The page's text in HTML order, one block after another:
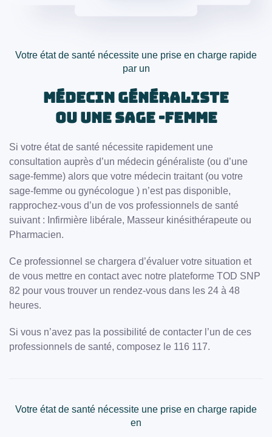
Votre état de santé nécessite une prise en charge rapide
par un
Médecin Généraliste
ou une Sage -femme
Si votre état de santé nécessite rapidement une
consultation auprès d’un médecin généraliste (ou d’une
sage-femme) alors que votre médecin traitant (ou votre
sage-femme ou gynécologue ) n’est pas disponible,
rapprochez-vous d’un de vos professionnels de santé
suivant : Infirmière libérale, Masseur kinésithérapeute ou
Pharmacien.
Ce professionnel se chargera d’évaluer votre situation et
de vous mettre en contact avec notre plateforme TOD SNP
82 pour vous trouver un rendez-vous dans les 24 à 48
heures.
Si vous n’avez pas la possibilité de contacter l’un de ces
professionnels de santé, composez le 116 117.
Votre état de santé nécessite une prise en charge rapide
en